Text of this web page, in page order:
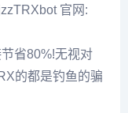
官网:
省80%!无视对
的都是钓鱼的骗